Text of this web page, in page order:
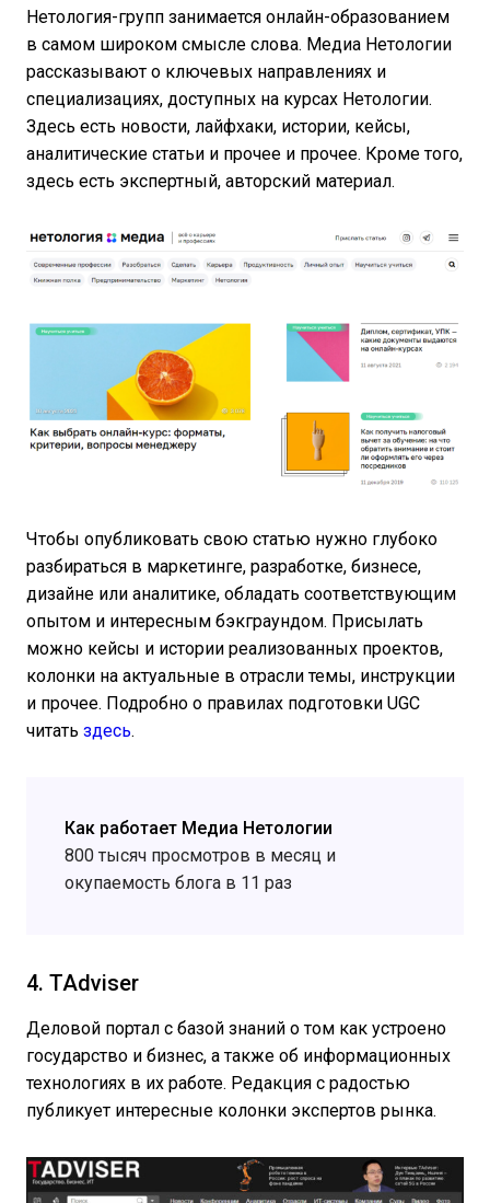
Нетология-групп занимается онлайн-образованием
в самом широком смысле слова. Медиа Нетологии
рассказывают о ключевых направлениях и
специализациях, доступных на курсах Нетологии.
Здесь есть новости, лайфхаки, истории, кейсы,
аналитические статьи и прочее и прочее. Кроме того,
здесь есть экспертный, авторский материал.
Чтобы опубликовать свою статью нужно глубоко
разбираться в маркетинге, разработке, бизнесе,
дизайне или аналитике, обладать соответствующим
опытом и интересным бэкграундом. Присылать
можно кейсы и истории реализованных проектов,
колонки на актуальные в отрасли темы, инструкции
и прочее. Подробно о правилах подготовки UGC
читать здесь.
Как работает Медиа Нетологии
800 тысяч просмотров в месяц и
окупаемость блога в 11 раз
4. TAdviser
Деловой портал с базой знаний о том как устроено
государство и бизнес, а также об информационных
технологиях в их работе. Редакция с радостью
публикует интересные колонки экспертов рынка.